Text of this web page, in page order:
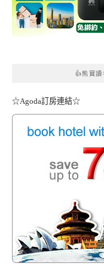
👍熊寶讀
☆Agoda訂房連結☆